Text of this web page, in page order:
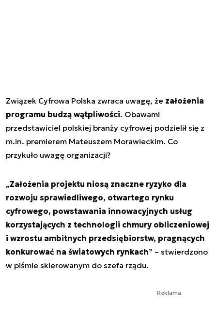
Związek Cyfrowa Polska zwraca uwagę, że założenia
programu budzą wątpliwości. Obawami
przedstawiciel polskiej branży cyfrowej podzielił się z
m.in. premierem Mateuszem Morawieckim. Co
przykuło uwagę organizacji?
„Założenia projektu niosą znaczne ryzyko dla
rozwoju sprawiedliwego, otwartego rynku
cyfrowego, powstawania innowacyjnych usług
korzystających z technologii chmury obliczeniowej
i wzrostu ambitnych przedsiębiorstw, pragnących
konkurować na światowych rynkach” – stwierdzono
w piśmie skierowanym do szefa rządu.
Reklama